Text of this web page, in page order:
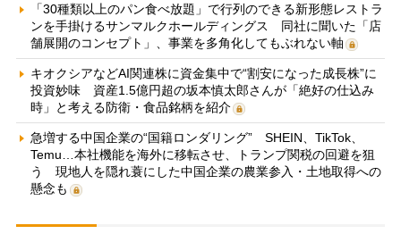
「30種類以上のパン食べ放題」で行列のできる新形態レストラ
ンを手掛けるサンマルクホールディングス 同社に聞いた「店
舗展開のコンセプト」、事業を多角化してもぶれない軸
キオクシアなどAI関連株に資金集中で“割安になった成長株”に
投資妙味 資産1.5億円超の坂本慎太郎さんが「絶好の仕込み
時」と考える防衛・食品銘柄を紹介
急増する中国企業の“国籍ロンダリング” SHEIN、TikTok、
Temu…本社機能を海外に移転させ、トランプ関税の回避を狙
う 現地人を隠れ蓑にした中国企業の農業参入・土地取得への
懸念も